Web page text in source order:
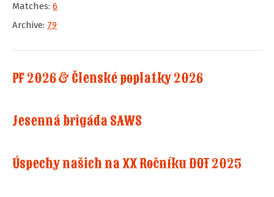
Matches: 6
Archive: 79
PF 2026 & Členské poplatky 2026
Jesenná brigáda SAWS
Úspechy našich na XX Ročníku DOT 2025